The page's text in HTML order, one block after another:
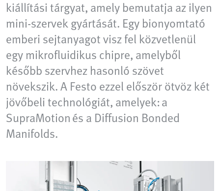
kiállítási tárgyat, amely bemutatja az ilyen
mini‑szervek gyártását. Egy bionyomtató
emberi sejtanyagot visz fel közvetlenül
egy mikrofluidikus chipre, amelyből
később szervhez hasonló szövet
növekszik. A Festo ezzel először ötvöz két
jövőbeli technológiát, amelyek: a
SupraMotion és a Diffusion Bonded
Manifolds.